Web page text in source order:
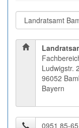
Ludwigstr.
96052
Bayern